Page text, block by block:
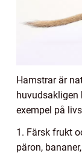
Hamstrar är
huvudsakligen
exempel på
1. Färsk frukt
päron,